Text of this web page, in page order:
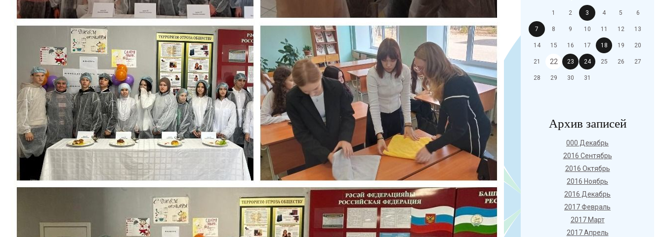
1 2 3 4 5 6
7 8 9 10 11 12 13
14 15 16 17 18 19 20
21 22 23 24 25 26 27
28 29 30 31
Архив записей
000 Декабрь
2016 Сентябрь
2016 Октябрь
2016 Ноябрь
2016 Декабрь
2017 Февраль
2017 Март
2017 Апрель